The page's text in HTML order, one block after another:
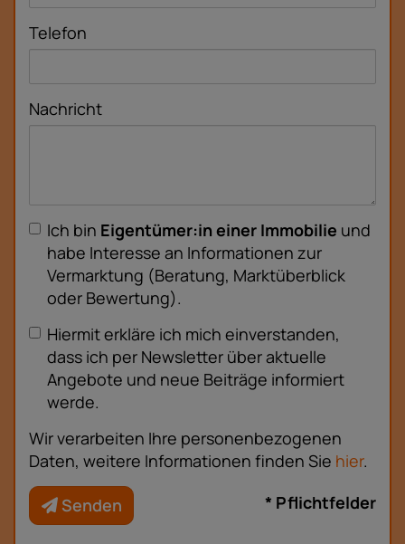
Telefon
Nachricht
Ich bin Eigentümer:in einer Immobilie und
habe Interesse an Informationen zur
Vermarktung (Beratung, Marktüberblick
oder Bewertung).
Hiermit erkläre ich mich einverstanden,
dass ich per Newsletter über aktuelle
Angebote und neue Beiträge informiert
werde.
Wir verarbeiten Ihre personenbezogenen
Daten, weitere Informationen finden Sie hier.
Senden * Pflichtfelder